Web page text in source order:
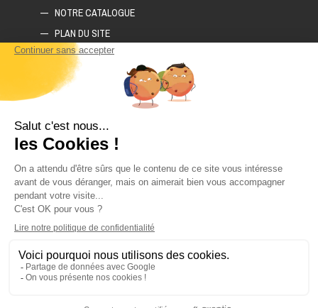
NOTRE CATALOGUE
PLAN DU SITE
COMMENT CONSTRUIRE SON MUR D'ESCALADE ?
COMMENT CHOISIR SON TAPIS D'ESCALADE ?
COMMENT CHOISIR SES PRISES D'ESCALADE ?
LIVRAISON ET RETOURS